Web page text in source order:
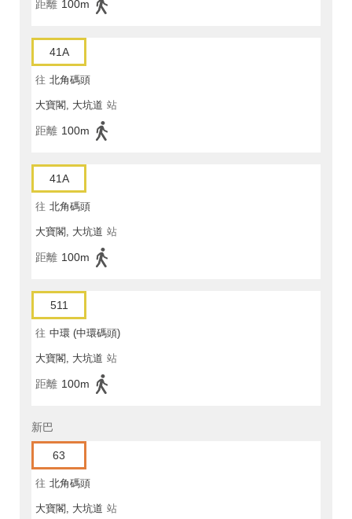
距離 100m
41A
往 北角碼頭
大寶閣, 大坑道 站
距離 100m
41A
往 北角碼頭
大寶閣, 大坑道 站
距離 100m
511
往 中環 (中環碼頭)
大寶閣, 大坑道 站
距離 100m
新巴
63
往 北角碼頭
大寶閣, 大坑道 站